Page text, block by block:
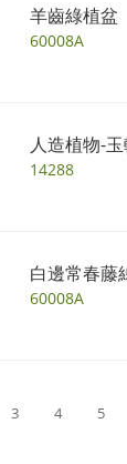
羊齒綠植盆
60008A
人造植物-
14288
白邊常春藤
60008A
3 4 5